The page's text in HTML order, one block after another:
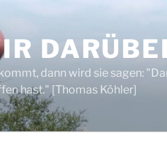
dann wird sie sagen:
hast." [Thomas Köhler]